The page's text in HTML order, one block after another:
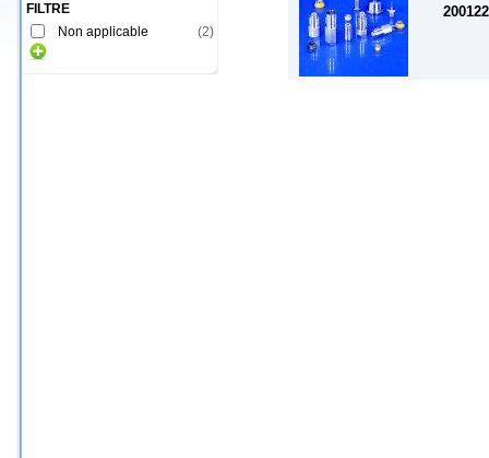
FILTRE
Non applicable
(2)